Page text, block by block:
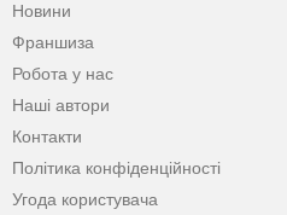
Новини
Франшиза
Робота у нас
Наші автори
Контакти
Політика конфіденційності
Угода користувача